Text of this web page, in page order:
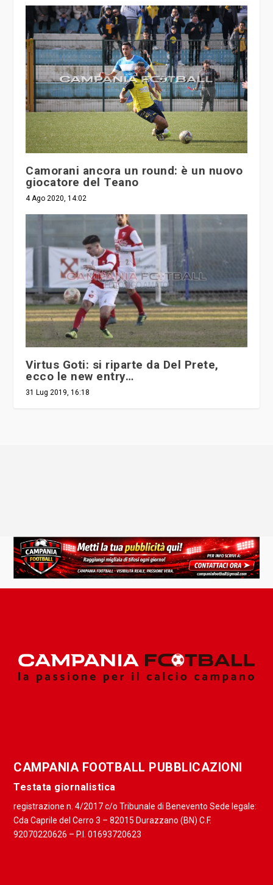
Camorani ancora un round: è un nuovo
giocatore del Teano
4 Ago 2020, 14:02
Virtus Goti: si riparte da Del Prete,
ecco le new entry…
31 Lug 2019, 16:18
CAMPANIA FOOTBALL PUBBLICAZIONI
Testata giornalistica
registrazione n. 4/2017 c/o Tribunale di Benevento Sede legale:
Cda Caprile del Cerro 3 – 82015 Durazzano (BN) C.F.
92070220626 – P.I. 01693720623